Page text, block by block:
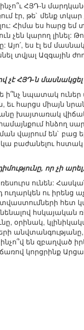
ՀՅԴ-ն
էր, թե` մենք
Հիմա ես հարց եմ
չեն կարող լինել:
Այո՛, ես էլ եմ
տվյալ Ազգային
չէ ՀՅԴ-ն
ի՞նչ նպատակ
հարցս միայն
խայտառակ
հնձող
վայրում են` բաց
բաժանելու
որ չի
ունեն:
ու իրենց
հետ
օրինակ,
ինչո՞վ են զբաղված
կորցրինք